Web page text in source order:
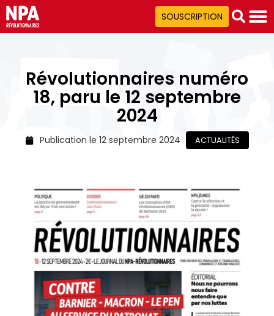
SOUSCRIPTION
Révolutionnaires numéro
18, paru le 12 septembre
2024
Publication le12 septembre 2024 ACTUALITÉS